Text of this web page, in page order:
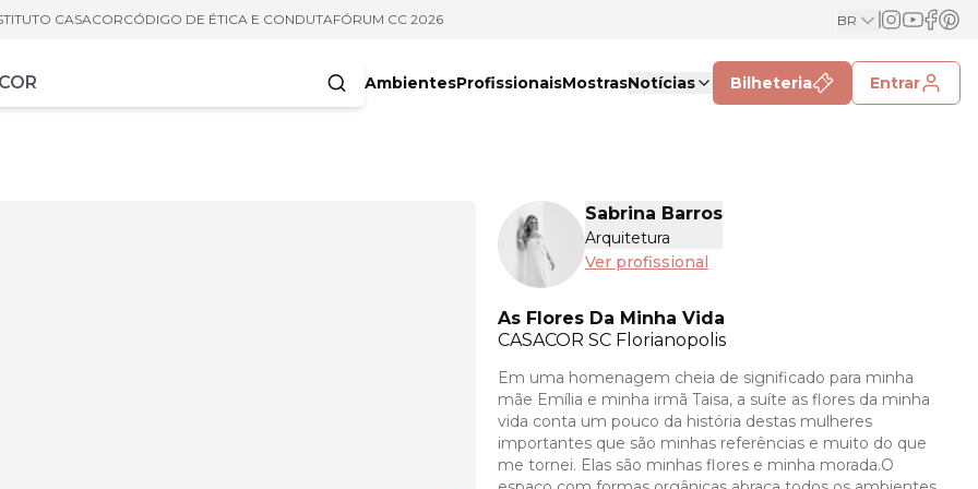
CASACORCÓDIGO DE ÉTICA E CONDUTAFÓRUM CC 2026 BR
AmbientesProfissionaisMostrasNotícias Bilheteria Entrar
Sabrina Barros
Arquitetura
Ver profissional
As Flores Da Minha Vida
CASACOR SC Florianopolis
Em uma homenagem cheia de significado para minha
mãe Emília e minha irmã Taisa, a suíte as flores da minha
vida conta um pouco da história destas mulheres
importantes que são minhas referências e muito do que
me tornei. Elas são minhas flores e minha morada.O